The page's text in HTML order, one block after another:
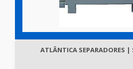
ATLÂNTICA SEPARADORES |